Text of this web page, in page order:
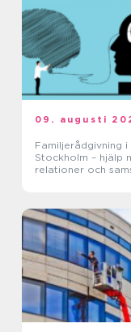
09. augusti
Familjerådgivning i
Stockholm – hjälp
relationer och